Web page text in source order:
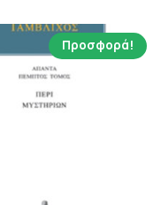
Προσφορά!